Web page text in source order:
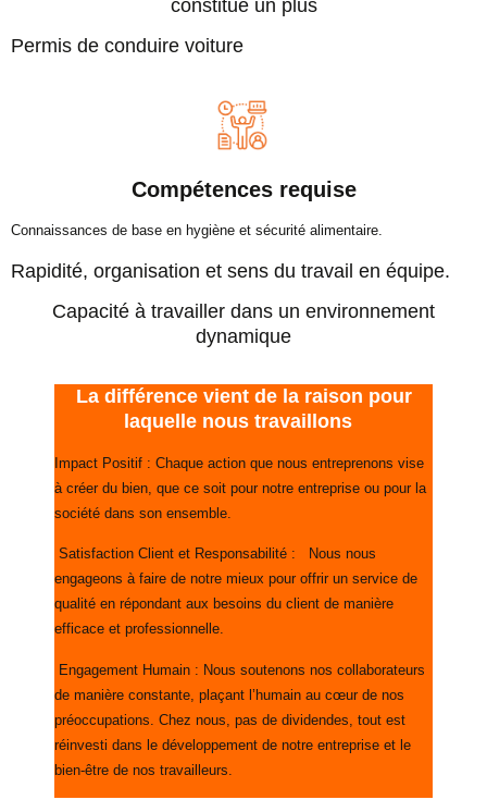
constitue un plus
Permis de conduire voiture
Compétences requise
Connaissances de base en hygiène et sécurité alimentaire.
Rapidité, organisation et sens du travail en équipe.
Capacité à travailler dans un environnement
dynamique
La différence vient de la raison pour
laquelle nous travaillons
Impact Positif : Chaque action que nous entreprenons vise
à créer du bien, que ce soit pour notre entreprise ou pour la
société dans son ensemble.
Satisfaction Client et Responsabilité : Nous nous
engageons à faire de notre mieux pour offrir un service de
qualité en répondant aux besoins du client de manière
efficace et professionnelle.
Engagement Humain : Nous soutenons nos collaborateurs
de manière constante, plaçant l’humain au cœur de nos
préoccupations. Chez nous, pas de dividendes, tout est
réinvesti dans le développement de notre entreprise et le
bien-être de nos travailleurs.